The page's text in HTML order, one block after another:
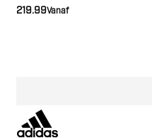
Vanaf
219.99